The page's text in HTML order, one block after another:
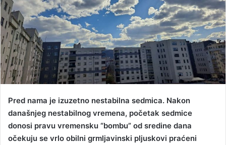
i
l
Pred nama je izuzetno nestabilna sedmica. Nakon
današnjeg nestabilnog vremena, početak sedmice
donosi pravu vremensku “bombu” od sredine dana
očekuju se vrlo obilni grmljavinski pljuskovi praćeni